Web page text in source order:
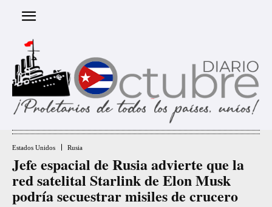
Estados Unidos Rusia
Jefe espacial de Rusia advierte que la
red satelital Starlink de Elon Musk
podría secuestrar misiles de crucero